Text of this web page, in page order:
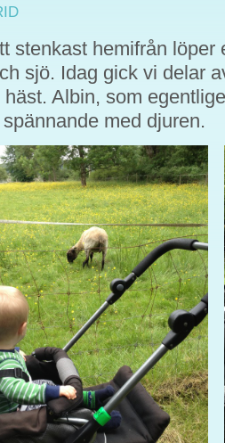
stenkast hemifrån löper
sjö. Idag gick vi delar
häst. Albin, som
med djuren.